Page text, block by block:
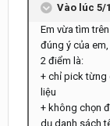
Vào lúc 5/
Em vừa tìm
đúng ý của
2 điểm là:
+ chỉ pick từng
liệu
+ không chọn
dụ danh sách